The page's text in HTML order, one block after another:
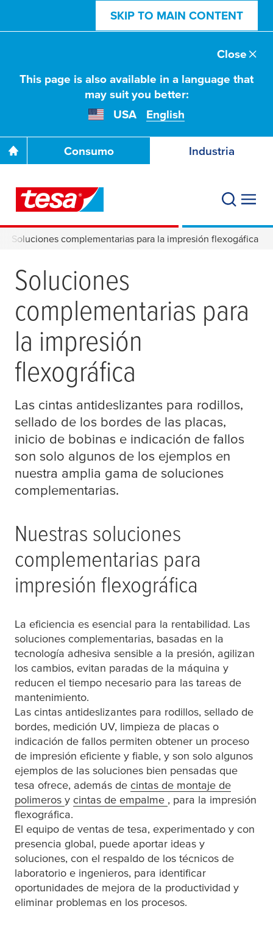
SKIP TO MAIN CONTENT
This page is also available in a language that
may suit you better:
USA
English
Close
Consumo Industria
Soluciones complementarias para la impresión flexogáfica
Soluciones
complementarias para
la impresión
flexográfica
Las cintas antideslizantes para rodillos,
sellado de los bordes de las placas,
inicio de bobinas e indicación de fallos
son solo algunos de los ejemplos en
nuestra amplia gama de soluciones
complementarias.
Nuestras soluciones
complementarias para
impresión flexográfica
La eficiencia es esencial para la rentabilidad. Las
soluciones complementarias, basadas en la
tecnología adhesiva sensible a la presión, agilizan
los cambios, evitan paradas de la máquina y
reducen el tiempo necesario para las tareas de
mantenimiento.
Las cintas antideslizantes para rodillos, sellado de
bordes, medición UV, limpieza de placas o
indicación de fallos permiten obtener un proceso
de impresión eficiente y fiable, y son solo algunos
ejemplos de las soluciones bien pensadas que
tesa ofrece, además de cintas de montaje de
polimeros y cintas de empalme , para la impresión
flexográfica.
El equipo de ventas de tesa, experimentado y con
presencia global, puede aportar ideas y
soluciones, con el respaldo de los técnicos de
laboratorio e ingenieros, para identificar
oportunidades de mejora de la productividad y
eliminar problemas en los procesos.